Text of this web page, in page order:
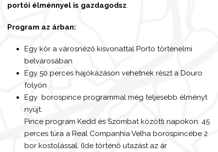
portói élménnyel is gazdagodsz
Program az árban:
Egy kör a városnéző kisvonattal Porto történelmi
belvárosában
Egy 50 perces hajókázáson vehetnek részt a Douro
folyón
Egy borospince programmal még teljesebb élményt
nyújt.
Pince program Kedd és Szombat közötti napokon: 45
perces túra a Real Companhia Velha borospincébe 2
bor kostolással. (Ide történő utazást az ár